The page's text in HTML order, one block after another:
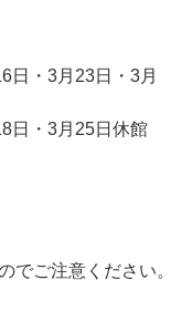
日・3月23日・3月
日・3月25日休館
でご注意ください。